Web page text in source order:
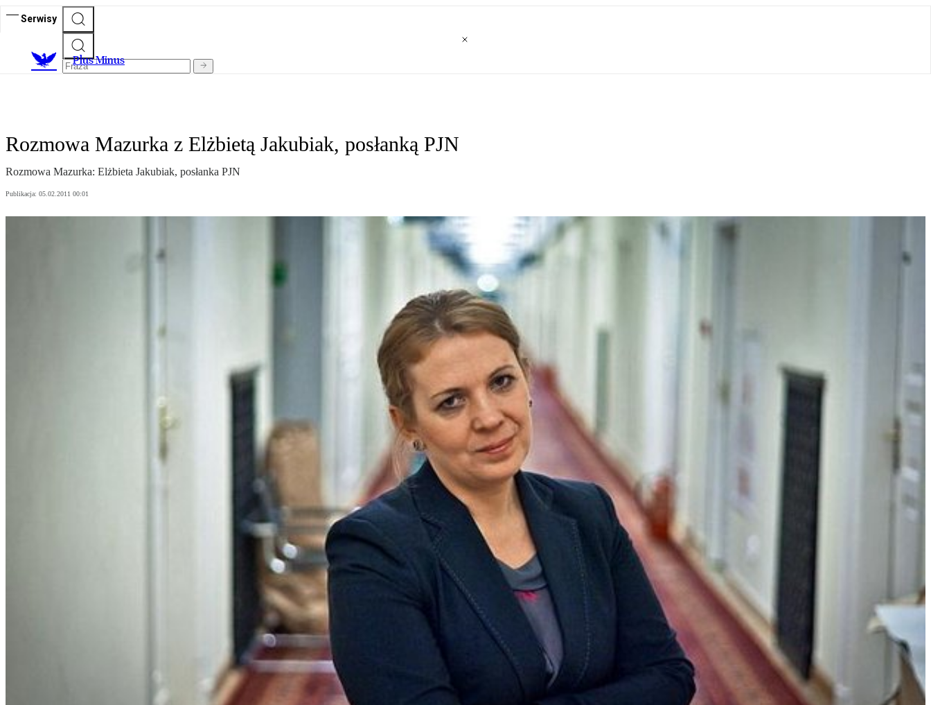
Serwisy
Plus Minus
Rozmowa Mazurka z Elżbietą Jakubiak, posłanką PJN
Rozmowa Mazurka: Elżbieta Jakubiak, posłanka PJN
Publikacja: 05.02.2011 00:01